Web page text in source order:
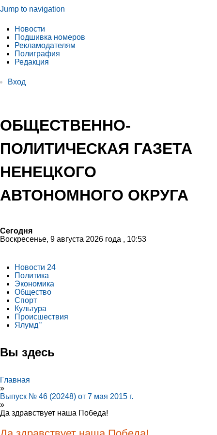
Jump to navigation
Новости
Подшивка номеров
Рекламодателям
Полиграфия
Редакция
Вход
ОБЩЕСТВЕННО-
ПОЛИТИЧЕСКАЯ ГАЗЕТА
НЕНЕЦКОГО
АВТОНОМНОГО ОКРУГА
Сегодня
Воскресенье, 9 августа 2026 года , 10:53
Новости 24
Политика
Экономика
Общество
Спорт
Культура
Происшествия
Ялумд’’
Вы здесь
Главная
»
Выпуск № 46 (20248) от 7 мая 2015 г.
»
Да здравствует наша Победа!